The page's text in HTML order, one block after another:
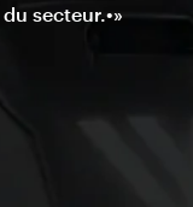
secteur.•»